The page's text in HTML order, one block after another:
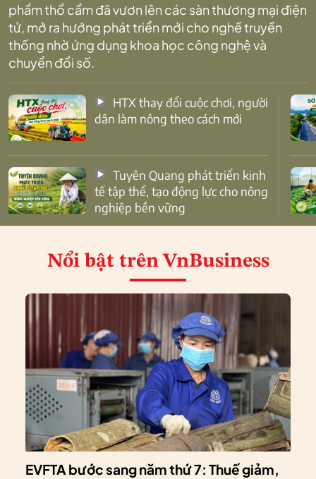
phẩm thổ cẩm đã vươn lên các sàn thương mại điện
tử, mở ra hướng phát triển mới cho nghề truyền
thống nhờ ứng dụng khoa học công nghệ và
chuyển đổi số.
dân làm nông theo cách mới
tế tập thể, tạo động lực cho nông
nghiệp bền vững
Nổi bật trên VnBusiness
EVFTA bước sang năm thứ 7: Thuế giảm,